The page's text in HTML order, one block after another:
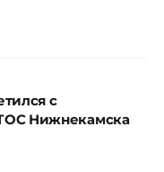
с
Нижнекамска